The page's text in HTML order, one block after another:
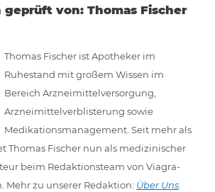
geprüft von: Thomas Fischer
Thomas Fischer ist Apotheker im
Ruhestand mit großem Wissen im
Bereich Arzneimittelversorgung,
Arzneimittelverblisterung sowie
Medikationsmanagement. Seit mehr als
Thomas Fischer nun als medizinischer
beim Redaktionsteam von Viagra-
Mehr zu unserer Redaktion: Über Uns.